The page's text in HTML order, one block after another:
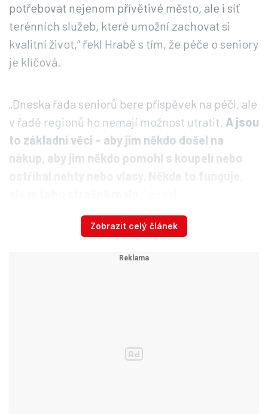
potřebovat nejenom přívětivé město, ale i síť
terénních služeb, které umožní zachovat si
kvalitní život,“ řekl Hrabě s tím, že péče o seniory
je klíčová.
„Dneska řada seniorů bere příspěvek na péči, ale
v řadě regionů ho nemají možnost utratit. A jsou
to základní věci – aby jim někdo došel na
nákup, aby jim někdo pomohl s koupelí nebo
Česko se mění v zemi starců:
Stoletých budou tisíce,
milion více. Zatímco dnes je starší 65 let
přibližně každý pátý obyvatel, v polovině století
Zobrazit celý článek